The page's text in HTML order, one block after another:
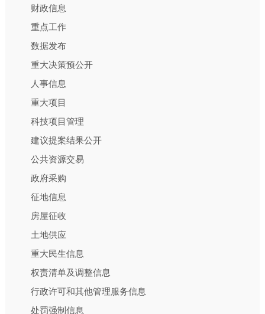
财政信息
重点工作
数据发布
重大决策预公开
人事信息
重大项目
科技项目管理
建议提案结果公开
公共资源交易
政府采购
征地信息
房屋征收
土地供应
重大民生信息
权责清单及调整信息
行政许可和其他管理服务信息
处罚强制信息